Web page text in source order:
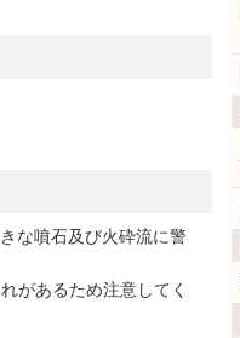
な噴石及び火砕流に警
があるため注意してく